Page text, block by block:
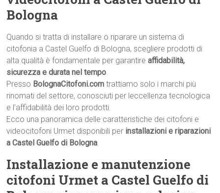
Bologna
Quando si tratta di installare o riparare un sistema di
citofonia a Castel Guelfo di Bologna, scegliere prodotti di
alta qualità è fondamentale per garantireaffidabilità,
sicurezza e durata nel tempo.
Presso BolognaCitofoni.com trattiamo solo i marchi più
rinomati del settore, conosciuti per leccellenza tecnologica
e l’affidabilità dei loro prodotti.
Ecco una panoramica delle caratteristiche dei citofoni e
videocitofoni Urmet disponibili per installazioni e riparazioni
a Castel Guelfo di Bologna.
Installazione e manutenzione
citofoni Urmet a Castel Guelfo di